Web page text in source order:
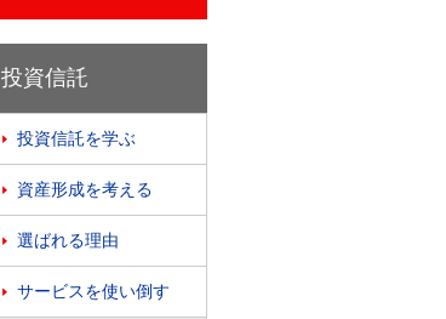
投資信託
 投資信託を学ぶ
 資産形成を考える
 選ばれる理由
 サービスを使い倒す